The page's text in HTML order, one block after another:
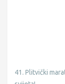
41. Plitvički